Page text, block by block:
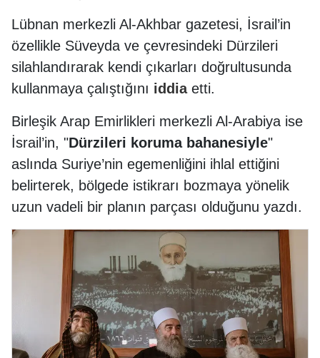
Lübnan merkezli Al-Akhbar gazetesi, İsrail’in
özellikle Süveyda ve çevresindeki Dürzileri
silahlandırarak kendi çıkarları doğrultusunda
kullanmaya çalıştığını iddiaetti.
Birleşik Arap Emirlikleri merkezli Al-Arabiya ise
İsrail’in, "Dürzileri koruma bahanesiyle"
aslında Suriye’nin egemenliğini ihlal ettiğini
belirterek, bölgede istikrarı bozmaya yönelik
uzun vadeli bir planın parçası olduğunu yazdı.